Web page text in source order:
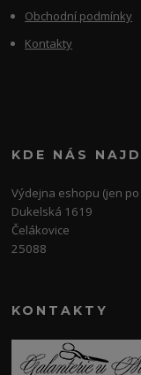
Obchodní podmínky
Kontakty
KDE NÁS
Výdejna eshopu (jen
Dukelská 1619
Čelákovice
25088
KONTAKTY